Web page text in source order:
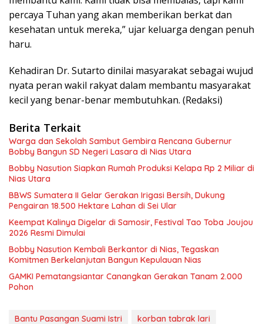
percaya Tuhan yang akan memberikan berkat dan
kesehatan untuk mereka,” ujar keluarga dengan penuh
haru.
Kehadiran Dr. Sutarto dinilai masyarakat sebagai wujud
nyata peran wakil rakyat dalam membantu masyarakat
kecil yang benar-benar membutuhkan. (Redaksi)
Berita Terkait
Warga dan Sekolah Sambut Gembira Rencana Gubernur
Bobby Bangun SD Negeri Lasara di Nias Utara
Bobby Nasution Siapkan Rumah Produksi Kelapa Rp 2 Miliar di
Nias Utara
BBWS Sumatera II Gelar Gerakan Irigasi Bersih, Dukung
Pengairan 18.500 Hektare Lahan di Sei Ular
Keempat Kalinya Digelar di Samosir, Festival Tao Toba Joujou
2026 Resmi Dimulai
Bobby Nasution Kembali Berkantor di Nias, Tegaskan
Komitmen Berkelanjutan Bangun Kepulauan Nias
GAMKI Pematangsiantar Canangkan Gerakan Tanam 2.000
Pohon
Bantu Pasangan Suami Istri
korban tabrak lari